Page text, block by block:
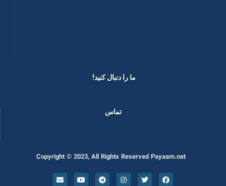
ما را دنبال کنید! ​
تماس
Copyright © 2023, All Rights Reserved Payaam.net